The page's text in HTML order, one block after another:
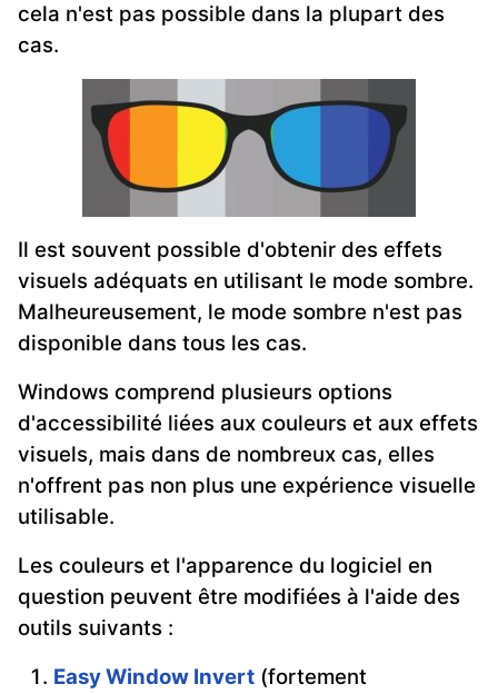
cela n'est pas possible dans la plupart des
cas.
Il est souvent possible d'obtenir des effets
visuels adéquats en utilisant le mode sombre.
Malheureusement, le mode sombre n'est pas
disponible dans tous les cas.
Windows comprend plusieurs options
d'accessibilité liées aux couleurs et aux effets
visuels, mais dans de nombreux cas, elles
n'offrent pas non plus une expérience visuelle
utilisable.
Les couleurs et l'apparence du logiciel en
question peuvent être modifiées à l'aide des
outils suivants :
Easy Window Invert (fortement